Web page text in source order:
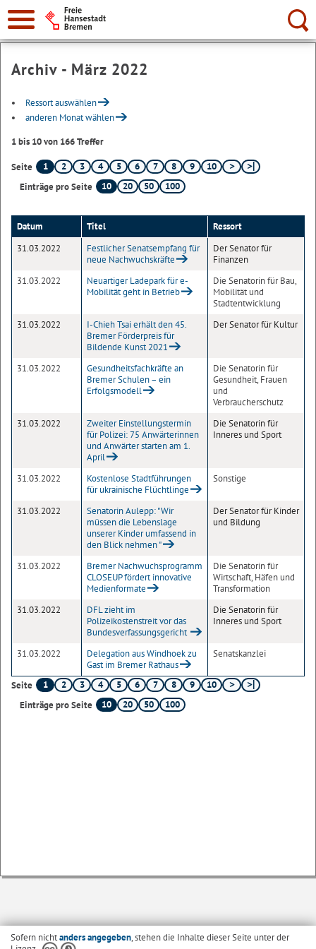
Suche:
Archiv - März 2022
Ressort auswählen
anderen Monat wählen
1 bis 10 von 166 Treffer
Seite 1 2 3 4 5 6 7 8 9
10
Einträge pro Seite
10 20 50 100
Datum Titel
Ressort
31.03.2022
Festlicher Senatsempfang für
neue Nachwuchskräfte
Der Senator für
Finanzen
31.03.2022
Neuartiger Ladepark für e-
Mobilität geht in Betrieb
Die Senatorin für Bau,
Mobilität und
Stadtentwicklung
31.03.2022
I-Chieh Tsai erhält den 45.
Bremer Förderpreis für
Bildende Kunst 2021
Der Senator für Kultur
31.03.2022
Gesundheitsfachkräfte an
Bremer Schulen – ein
Erfolgsmodell
Die Senatorin für
Gesundheit, Frauen
und
Verbraucherschutz
31.03.2022
Zweiter Einstellungstermin
für Polizei: 75 Anwärterinnen
und Anwärter starten am 1.
April
Die Senatorin für
Inneres und Sport
31.03.2022
Kostenlose Stadtführungen
für ukrainische Flüchtlinge
Sonstige
31.03.2022
Senatorin Aulepp: "Wir
müssen die Lebenslage
unserer Kinder umfassend in
den Blick nehmen "
Der Senator für Kinder
und Bildung
31.03.2022
Bremer Nachwuchsprogramm
CLOSEUP fördert innovative
Medienformate
Die Senatorin für
Wirtschaft, Häfen und
Transformation
31.03.2022
DFL zieht im
Polizeikostenstreit vor das
Bundesverfassungsgericht
Die Senatorin für
Inneres und Sport
31.03.2022
Delegation aus Windhoek zu
Gast im Bremer Rathaus
Senatskanzlei
Seite 1 2 3 4 5 6 7 8 9
10
Einträge pro Seite
10 20 50 100
Sofern nichtanders angegeben, stehen die Inhalte dieser Seite unter der